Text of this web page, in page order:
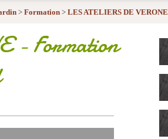
> Formation > LES ATELIERS DE VERONE
- Formation